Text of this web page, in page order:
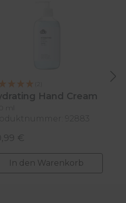
Hand Cream
ml
92883
Preis:
€
In den Warenkorb